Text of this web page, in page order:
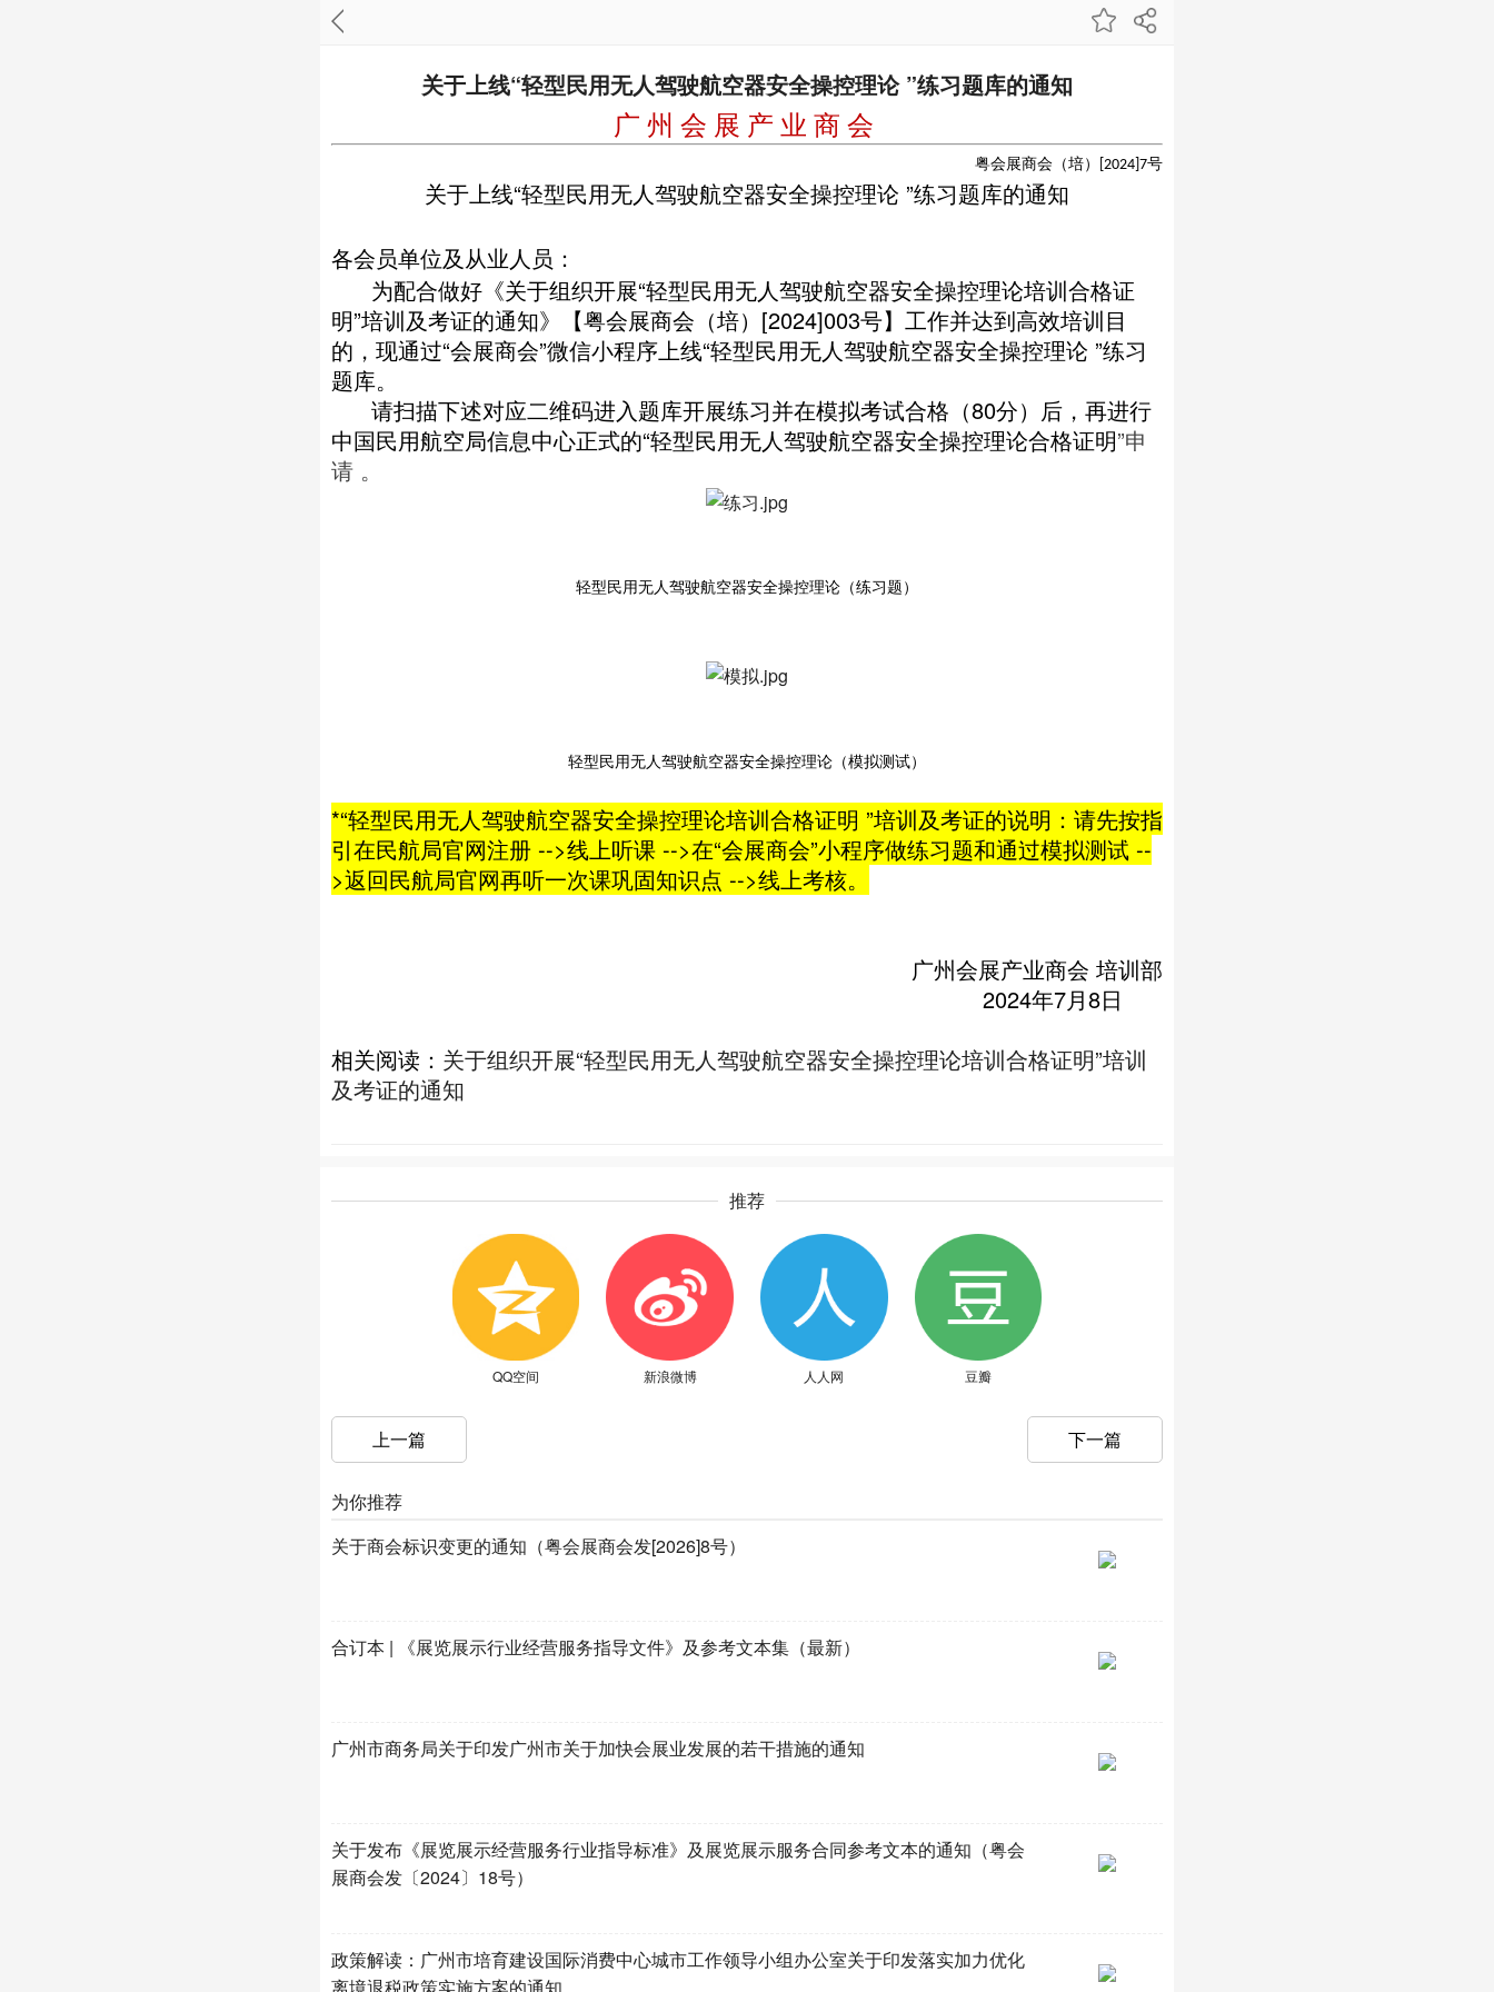
关于上线“轻型民用无人驾驶航空器安全操控理论 ”练习题库的通知
广 州 会 展 产 业 商 会
粤会展商会（培） [2024]7号
关于上线“轻型民用无人驾驶航空器安全操控理论 ”练习题库的通知
各会员单位及从业人员：
为配合做好《关于组织开展“轻型民用无人驾驶航空器安全操控理论培训合格证
明”培训及考证的通知》【粤会展商会（培）[2024]003号】工作并达到高效培训目
的，现通过“会展商会”微信小程序上线“轻型民用无人驾驶航空器安全操控理论 ”练习
题库。
请扫描下述对应二维码进入题库开展练习并在模拟考试合格（80分）后，再进行
中国民用航空局信息中心正式的“轻型民用无人驾驶航空器安全操控理论合格证明”申
请 。
轻型民用无人驾驶航空器安全操控理论（练习题）
轻型民用无人驾驶航空器安全操控理论（模拟测试）
*“轻型民用无人驾驶航空器安全操控理论培训合格证明 ”培训及考证的说明：请先按指
引在民航局官网注册 -->线上听课 -->在“会展商会”小程序做练习题和通过模拟测试 --
>返回民航局官网再听一次课巩固知识点 -->线上考核。
广州会展产业商会 培训部
2024年7月8日
相关阅读： 关于组织开展“轻型民用无人驾驶航空器安全操控理论培训合格证明”培训
及考证的通知
推荐
QQ空间 新浪微博 人人网 豆瓣
上一篇 下一篇
为你推荐
关于商会标识变更的通知（粤会展商会发[2026]8号）
合订本 | 《展览展示行业经营服务指导文件》及参考文本集（最新）
广州市商务局关于印发广州市关于加快会展业发展的若干措施的通知
关于发布《展览展示经营服务行业指导标准》及展览展示服务合同参考文本的通知（粤会
展商会发〔2024〕18号）
政策解读：广州市培育建设国际消费中心城市工作领导小组办公室关于印发落实加力优化